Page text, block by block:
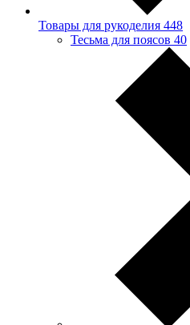
Товары для рукоделия 448
Тесьма для поясов 40